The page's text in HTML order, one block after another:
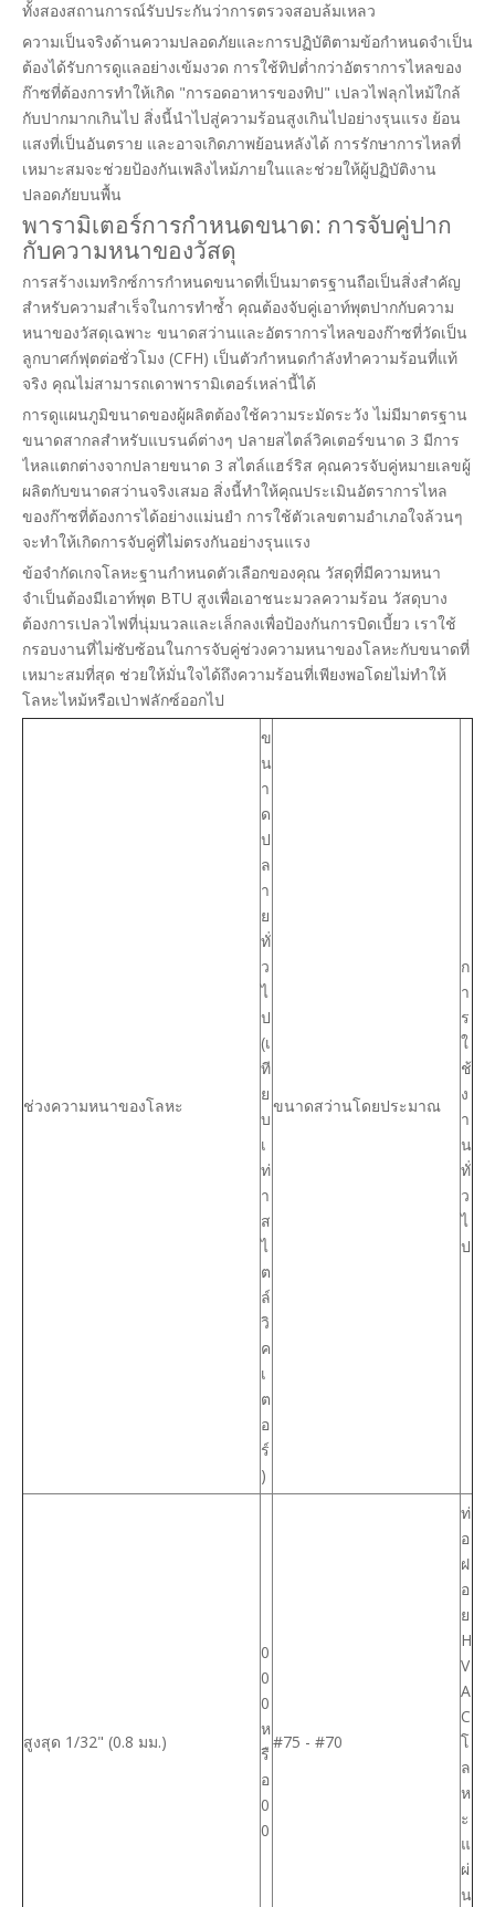
ทั้งสองสถานการณ์รับประกันว่าการตรวจสอบล้มเหลว
ความเป็นจริงด้านความปลอดภัยและการปฏิบัติตามข้อกำหนดจำเป็น
ต้องได้รับการดูแลอย่างเข้มงวด การใช้ทิปต่ำกว่าอัตราการไหลของ
ก๊าซที่ต้องการทำให้เกิด "การอดอาหารของทิป" เปลวไฟลุกไหม้ใกล้
กับปากมากเกินไป สิ่งนี้นำไปสู่ความร้อนสูงเกินไปอย่างรุนแรง ย้อน
แสงที่เป็นอันตราย และอาจเกิดภาพย้อนหลังได้ การรักษาการไหลที่
เหมาะสมจะช่วยป้องกันเพลิงไหม้ภายในและช่วยให้ผู้ปฏิบัติงาน
ปลอดภัยบนพื้น
พารามิเตอร์การกำหนดขนาด: การจับคู่ปาก
กับความหนาของวัสดุ
การสร้างเมทริกซ์การกำหนดขนาดที่เป็นมาตรฐานถือเป็นสิ่งสำคัญ
สำหรับความสำเร็จในการทำซ้ำ คุณต้องจับคู่เอาท์พุตปากกับความ
หนาของวัสดุเฉพาะ ขนาดสว่านและอัตราการไหลของก๊าซที่วัดเป็น
ลูกบาศก์ฟุตต่อชั่วโมง (CFH) เป็นตัวกำหนดกำลังทำความร้อนที่แท้
จริง คุณไม่สามารถเดาพารามิเตอร์เหล่านี้ได้
การดูแผนภูมิขนาดของผู้ผลิตต้องใช้ความระมัดระวัง ไม่มีมาตรฐาน
ขนาดสากลสำหรับแบรนด์ต่างๆ ปลายสไตล์วิคเตอร์ขนาด 3 มีการ
ไหลแตกต่างจากปลายขนาด 3 สไตล์แฮร์ริส คุณควรจับคู่หมายเลขผู้
ผลิตกับขนาดสว่านจริงเสมอ สิ่งนี้ทำให้คุณประเมินอัตราการไหล
ของก๊าซที่ต้องการได้อย่างแม่นยำ การใช้ตัวเลขตามอำเภอใจล้วนๆ
จะทำให้เกิดการจับคู่ที่ไม่ตรงกันอย่างรุนแรง
ข้อจำกัดเกจโลหะฐานกำหนดตัวเลือกของคุณ วัสดุที่มีความหนา
จำเป็นต้องมีเอาท์พุต BTU สูงเพื่อเอาชนะมวลความร้อน วัสดุบาง
ต้องการเปลวไฟที่นุ่มนวลและเล็กลงเพื่อป้องกันการบิดเบี้ยว เราใช้
กรอบงานที่ไม่ซับซ้อนในการจับคู่ช่วงความหนาของโลหะกับขนาดที่
เหมาะสมที่สุด ช่วยให้มั่นใจได้ถึงความร้อนที่เพียงพอโดยไม่ทำให้
โลหะไหม้หรือเป่าฟลักซ์ออกไป
ช่วงความหนาของโลหะ
ข
น
า
ด
ป
ล
า
ย
ทั่
ว
ไ
ป
(เ
ที
ย
บ
เ
ท่
า
ส
ไ
ต
ล์
วิ
ค
เ
ต
อ
ร์
)
ขนาดสว่านโดยประมาณ
ก
า
ร
ใ
ช้
ง
า
น
ทั่
ว
ไ
ป
สูงสุด 1/32" (0.8 มม.)
0
0
0
ห
รื
อ
0
0
#75 - #70
ท่
อ
ฝ
อ
ย
H
V
A
C
โ
ล
ห
ะ
แ
ผ่
น